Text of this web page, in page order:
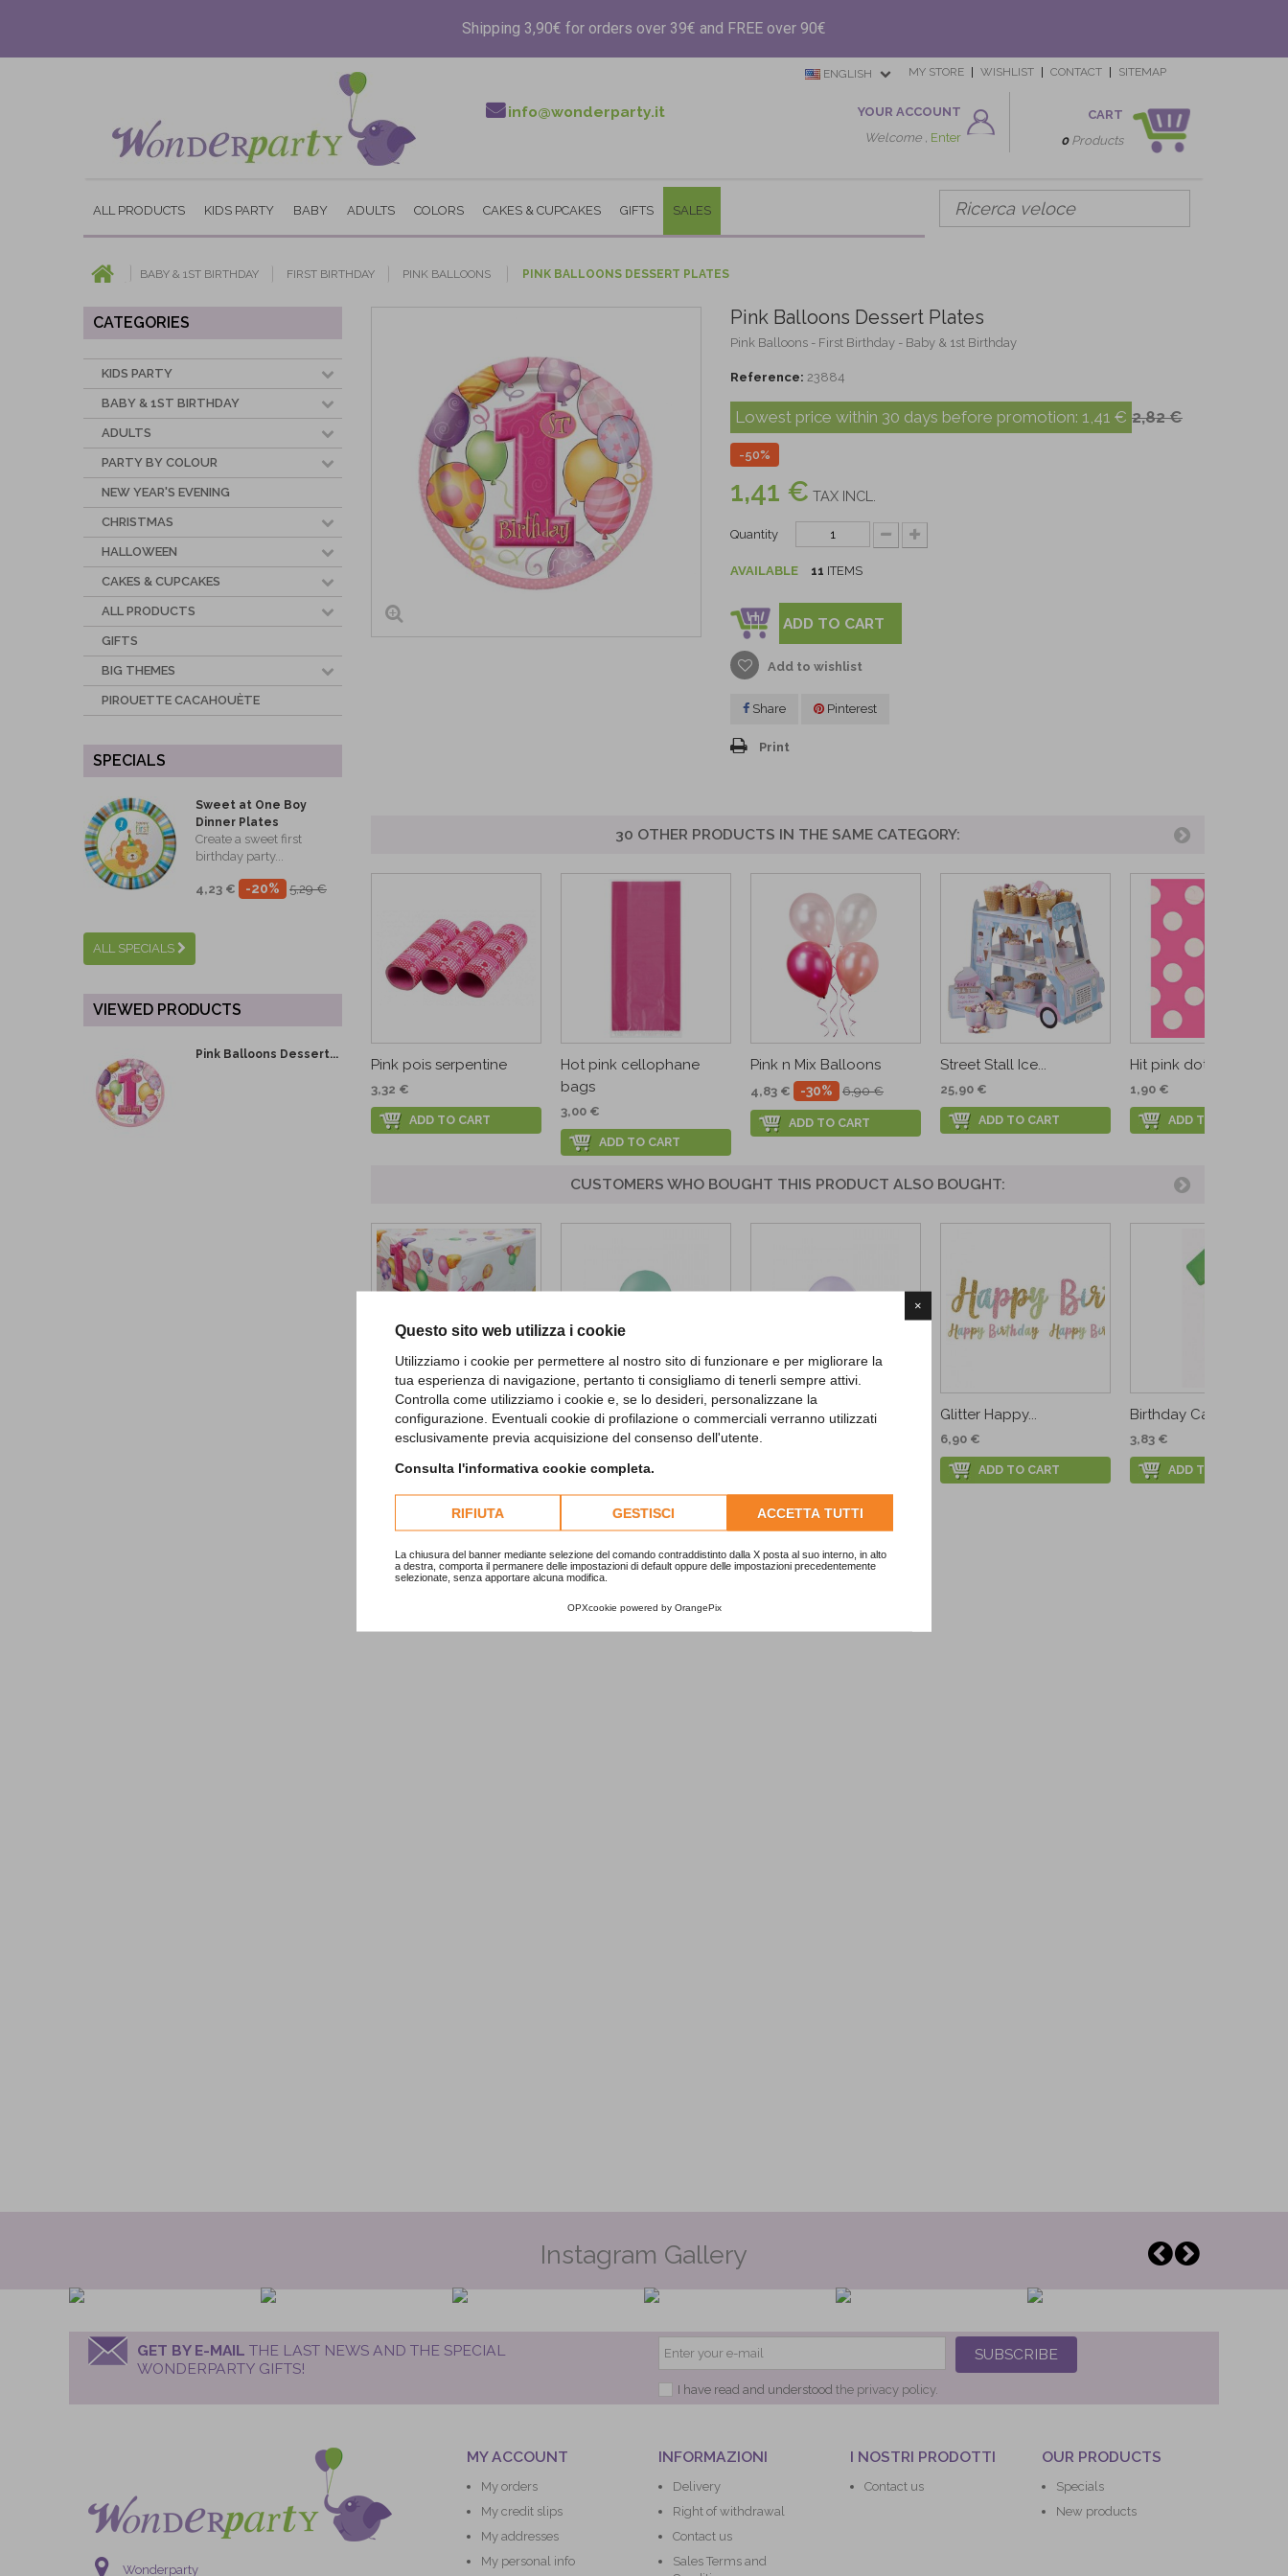
×
Questo sito web utilizza i cookie
Utilizziamo i cookie per permettere al nostro sito di funzionare e per migliorare la
tua esperienza di navigazione, pertanto ti consigliamo di tenerli sempre attivi.
Controlla come utilizziamo i cookie e, se lo desideri, personalizzane la
configurazione. Eventuali cookie di profilazione o commerciali verranno utilizzati
esclusivamente previa acquisizione del consenso dell'utente.
Consulta l'informativa cookie completa.
RIFIUTA GESTISCI ACCETTA TUTTI
La chiusura del banner mediante selezione del comando contraddistinto dalla X posta al suo interno, in alto
a destra, comporta il permanere delle impostazioni di default oppure delle impostazioni precedentemente
selezionate, senza apportare alcuna modifica.
OPXcookie powered by OrangePix
Shipping 3,90€ for orders over 39€ and FREE over 90€
MY STORE WISHLIST CONTACT SITEMAP
ENGLISH
info@wonderparty.it
YOUR ACCOUNT
Welcome , Enter
CART
0Products
ALL PRODUCTS KIDS PARTY BABY ADULTS COLORS CAKES & CUPCAKES GIFTS SALES
BABY & 1ST BIRTHDAY FIRST BIRTHDAY PINK BALLOONS PINK BALLOONS DESSERT PLATES
CATEGORIES
KIDS PARTY
BABY & 1ST BIRTHDAY
ADULTS
PARTY BY COLOUR
NEW YEAR'S EVENING
CHRISTMAS
HALLOWEEN
CAKES & CUPCAKES
ALL PRODUCTS
GIFTS
BIG THEMES
PIROUETTE CACAHOUÈTE
SPECIALS
Sweet at One Boy
Dinner Plates
Create a sweet first
birthday party...
4,23 € -20% 5,29 €
ALL SPECIALS
VIEWED PRODUCTS
Pink Balloons Dessert...
Pink Balloons Dessert Plates
Pink Balloons - First Birthday - Baby & 1st Birthday
Reference: 23884
Lowest price within 30 days before promotion: 1,41 € 2,82 €
-50%
1,41 € TAX INCL.
Quantity
AVAILABLE 11 ITEMS
ADD TO CART
Add to wishlist
Share Pinterest
Print
30 OTHER PRODUCTS IN THE SAME CATEGORY:
Pink pois serpentine
3,32 €
ADD TO CART
Hot pink cellophane
bags
3,00 €
ADD TO CART
Pink n Mix Balloons
4,83 € -30% 6,90 €
ADD TO CART
Street Stall Ice...
25,90 €
ADD TO CART
Hit pink dots party
1,90 €
ADD TO CART
CUSTOMERS WHO BOUGHT THIS PRODUCT ALSO BOUGHT:
Pink Balloons Plastic...
5,90 €
Pastel Mint Green...
1,00 €
ADD TO CART
Light Lavender Pastel...
1,00 €
Glitter Happy...
6,90 €
ADD TO CART
Birthday Candle with...
3,83 €
ADD TO CART
Instagram Gallery
GET BY E-MAIL THE LAST NEWS AND THE SPECIAL
WONDERPARTY GIFTS!
SUBSCRIBE
I have read and understood the privacy policy.
Wonderparty
MY ACCOUNT
My orders
My credit slips
My addresses
My personal info
INFORMAZIONI
Delivery
Right of withdrawal
Contact us
Sales Terms and
I NOSTRI PRODOTTI
Contact us
OUR PRODUCTS
Specials
New products